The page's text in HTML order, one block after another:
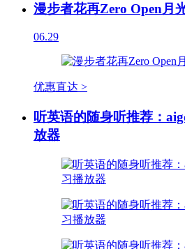
漫步者花再Zero Open月
06.29
优惠直达 >
听英语的随身听推荐：
放器